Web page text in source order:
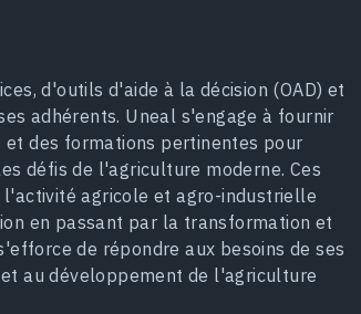
d'outils d'aide à la décision (OAD) et
adhérents. Uneal s'engage à fournir
et des formations pertinentes pour
défis de l'agriculture moderne. Ces
agricole et agro-industrielle
en passant par la transformation et
de répondre aux besoins de ses
au développement de l'agriculture